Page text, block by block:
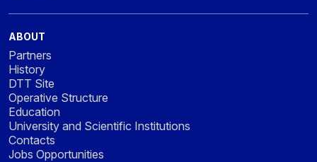
ABOUT
Partners
History
DTT Site
Operative Structure
Education
University and Scientific Institutions
Contacts
Jobs Opportunities